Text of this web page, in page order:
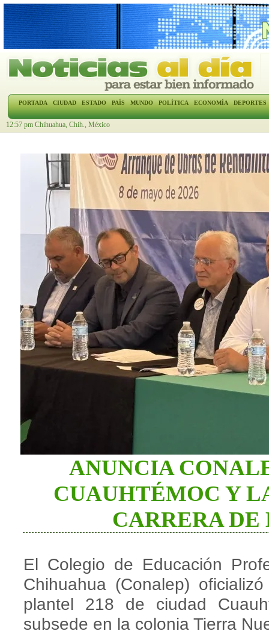
PORTADA CIUDAD ESTADO PAÍS MUNDO POLÍTICA ECONOMÍA DEPORTES
12:57 pm Chihuahua, Chih., México
ANUNCIA
CUAUHTÉMOC Y
CARRERA
El Colegio de Educación
Chihuahua (Conalep)
plantel 218 de ciudad
subsede en la colonia Tierra